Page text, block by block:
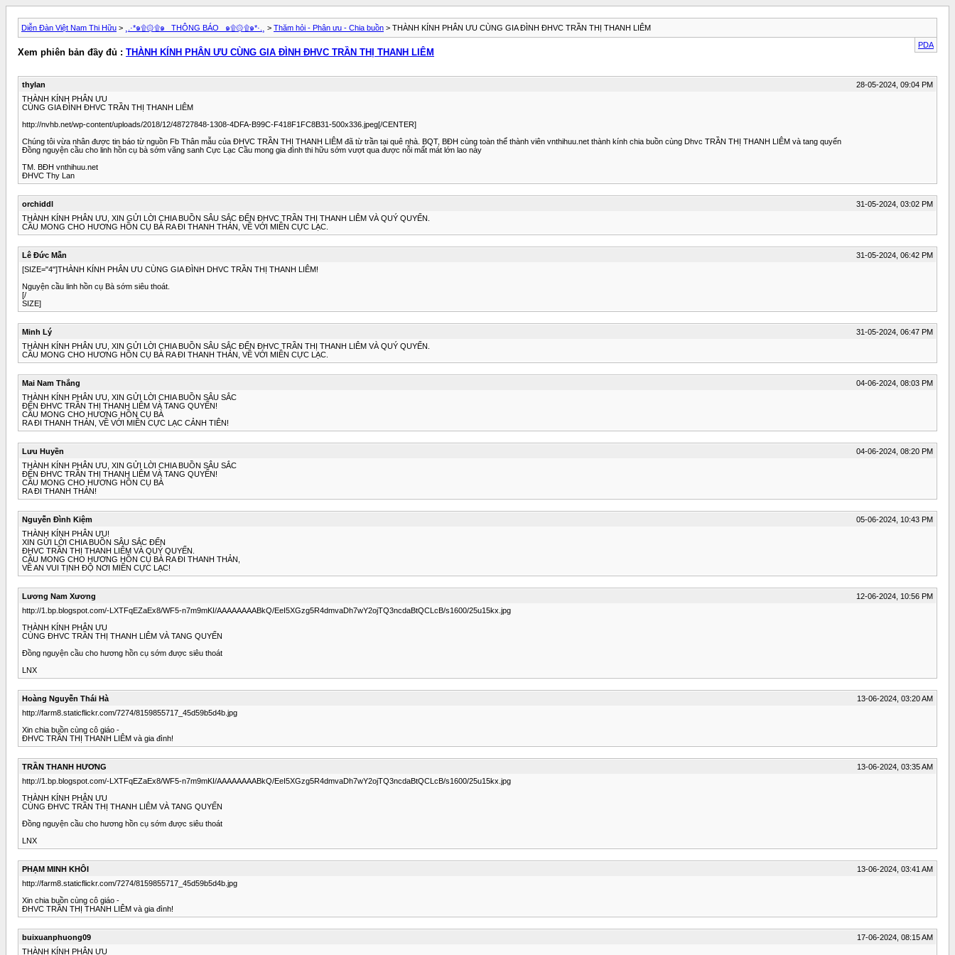
Diễn Đàn Việt Nam Thi Hữu > ¸.·*๑۩۞۩๑_ THÔNG BÁO _๑۩۞۩๑*·.¸ > Thăm hỏi - Phân ưu - Chia buồn > THÀNH KÍNH PHÂN ƯU CÙNG GIA ĐÌNH ĐHVC TRẦN THỊ THANH LIÊM
PDA
Xem phiên bản đầy đủ : THÀNH KÍNH PHÂN ƯU CÙNG GIA ĐÌNH ĐHVC TRẦN THỊ THANH LIÊM
thylan
28-05-2024, 09:04 PM
THÀNH KÍNH PHÂN ƯU
CÙNG GIA ĐÌNH ĐHVC TRẦN THỊ THANH LIÊM
http://nvhb.net/wp-content/uploads/2018/12/48727848-1308-4DFA-B99C-F418F1FC8B31-500x336.jpeg[/CENTER]
Chúng tôi vừa nhân được tin báo từ nguồn Fb Thân mẫu của ĐHVC TRẦN THỊ THANH LIÊM đã từ trần tại quê nhà. BQT, BĐH cùng toàn thể thành viên vnthihuu.net thành kính chia buồn cùng Dhvc TRẦN THỊ THANH LIÊM và tang quyến
Đồng nguyện cầu cho linh hồn cụ bà sớm vãng sanh Cực Lạc Cầu mong gia đình thi hữu sớm vượt qua được nỗi mất mát lớn lao này
TM. BĐH vnthihuu.net
ĐHVC Thy Lan
orchiddl
31-05-2024, 03:02 PM
THÀNH KÍNH PHÂN ƯU, XIN GỬI LỜI CHIA BUỒN SÂU SẮC ĐẾN ĐHVC TRẦN THỊ THANH LIÊM VÀ QUÝ QUYẾN.
CẦU MONG CHO HƯƠNG HỒN CỤ BÀ RA ĐI THANH THẢN, VỀ VỚI MIỀN CỰC LẠC.
Lê Đức Mẫn
31-05-2024, 06:42 PM
[SIZE="4"]THÀNH KÍNH PHÂN ƯU CÙNG GIA ĐÌNH DHVC TRẦN THỊ THANH LIÊM!
Nguyện cầu linh hồn cụ Bà sớm siêu thoát.
[/
SIZE]
Minh Lý
31-05-2024, 06:47 PM
THÀNH KÍNH PHÂN ƯU, XIN GỬI LỜI CHIA BUỒN SÂU SẮC ĐẾN ĐHVC TRẦN THỊ THANH LIÊM VÀ QUÝ QUYẾN.
CẦU MONG CHO HƯƠNG HỒN CỤ BÀ RA ĐI THANH THẢN, VỀ VỚI MIỀN CỰC LẠC.
Mai Nam Thắng
04-06-2024, 08:03 PM
THÀNH KÍNH PHÂN ƯU, XIN GỬI LỜI CHIA BUỒN SÂU SẮC
ĐẾN ĐHVC TRẦN THỊ THANH LIÊM VÀ TANG QUYẾN!
CẦU MONG CHO HƯƠNG HỒN CỤ BÀ
RA ĐI THANH THẢN, VỀ VỚI MIỀN CỰC LẠC CẢNH TIÊN!
Lưu Huyền
04-06-2024, 08:20 PM
THÀNH KÍNH PHÂN ƯU, XIN GỬI LỜI CHIA BUỒN SÂU SẮC
ĐẾN ĐHVC TRẦN THỊ THANH LIÊM VÀ TANG QUYẾN!
CẦU MONG CHO HƯƠNG HỒN CỤ BÀ
RA ĐI THANH THẢN!
Nguyễn Đình Kiệm
05-06-2024, 10:43 PM
THÀNH KÍNH PHÂN ƯU!
XIN GỬI LỜI CHIA BUỒN SÂU SẮC ĐẾN
ĐHVC TRẦN THỊ THANH LIÊM VÀ QUÝ QUYẾN.
CẦU MONG CHO HƯƠNG HỒN CỤ BÀ RA ĐI THANH THẢN,
VỀ AN VUI TỊNH ĐỘ NƠI MIỀN CỰC LẠC!
Lương Nam Xương
12-06-2024, 10:56 PM
http://1.bp.blogspot.com/-LXTFqEZaEx8/WF5-n7m9mKI/AAAAAAAABkQ/EeI5XGzg5R4dmvaDh7wY2ojTQ3ncdaBtQCLcB/s1600/25u15kx.jpg
THÀNH KÍNH PHÂN ƯU
CÙNG ĐHVC TRẦN THỊ THANH LIÊM VÀ TANG QUYẾN
Đồng nguyện cầu cho hương hồn cụ sớm được siêu thoát
LNX
Hoàng Nguyễn Thái Hà
13-06-2024, 03:20 AM
http://farm8.staticflickr.com/7274/8159855717_45d59b5d4b.jpg
Xin chia buồn cùng cô giáo -
ĐHVC TRẦN THỊ THANH LIÊM và gia đình!
TRẦN THANH HƯƠNG
13-06-2024, 03:35 AM
http://1.bp.blogspot.com/-LXTFqEZaEx8/WF5-n7m9mKI/AAAAAAAABkQ/EeI5XGzg5R4dmvaDh7wY2ojTQ3ncdaBtQCLcB/s1600/25u15kx.jpg
THÀNH KÍNH PHÂN ƯU
CÙNG ĐHVC TRẦN THỊ THANH LIÊM VÀ TANG QUYẾN
Đồng nguyện cầu cho hương hồn cụ sớm được siêu thoát
LNX
PHẠM MINH KHÔI
13-06-2024, 03:41 AM
http://farm8.staticflickr.com/7274/8159855717_45d59b5d4b.jpg
Xin chia buồn cùng cô giáo -
ĐHVC TRẦN THỊ THANH LIÊM và gia đình!
buixuanphuong09
17-06-2024, 08:15 AM
THÀNH KÍNH PHÂN ƯU